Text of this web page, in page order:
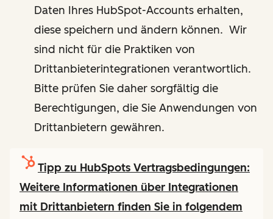
Daten Ihres HubSpot-Accounts erhalten,
diese speichern und ändern können. Wir
sind nicht für die Praktiken von
Drittanbieterintegrationen verantwortlich.
Bitte prüfen Sie daher sorgfältig die
Berechtigungen, die Sie Anwendungen von
Drittanbietern gewähren.
Tipp zu HubSpots Vertragsbedingungen:
Weitere Informationen über Integrationen
mit Drittanbietern finden Sie in folgendem